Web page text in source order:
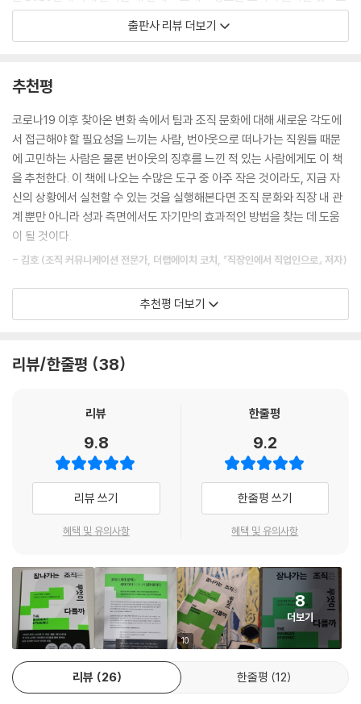
회사의 가치관이 일치해야 하는 이유이고, 직장은 우리가 진정한 자신을
드러낼 수 있는 곳이어야 한다.
--- p.84
텔아비브대학교 연구진이 20년 동안 진행한 흥미로운 연구에서는 동료들
직장에 근무하는 사람들보다 더 오래 살 가능성이 높은 것으로 나타났다.
건강에 가장 큰 영향을 끼치는 요소가 동료임을 발견한 것이다. 연구진은
참가자들이 동료가 문제 해결에 도움을 주고 친절하다고 보고한 경우, 동
료들 간의 사회적 지지가 높은 직장으로 평가했다.
--- p.86
노력은 생각만큼 힘들지 않다. 간단한 조치를 반복 실천함으로써 긍정적인
효과를 낼 수 있다. 훌륭한 업무 성과를 낸 직원들을 인정해줄 방법은 수백
상류에 지원 보트를 띄우면 하류에서 물속에 뛰어들어 사람을 구조할 일이
없어진다.
어떤 과제에 한참 몰입한 상태에서는 자기 인식을 잃어버리기 쉽다. 그래
는 일을 하는 사람은 자기가 과로하고 있는지 그저 일이 좋을 뿐인지 명확
히 알기 어렵다. [성격 저널Journal of Personality]에 게재된 한 연구에
따르면 이런 유형의 노동은 조화 열정이 아닌 강박 열정을 불러올 수 있으
며, 내적 갈등이 높아져 마침내 번아웃으로 이어질 수 있다.
워릭대학교에서 수행된 한 연구에서 다양한 개입을 통해 행복감을 느끼게
가 생산성을 떨어뜨린다는 사실도 드러나, 연구진은 행복과 성과 사이에
인과관계가 있다는 결론을 내렸다. 다른 연구에서 데이비드 와일드는 직원
안녕감 상승이 고용 유지율과 연관된다는 사실을 알아냈고, 또 다른 연구
에서 클라우디아 하세와 동료들은 개인이 행복을 느끼면 업무와 학업 목표
달성에 대한 의욕이 커지고 실제로 목표를 달성할 가능성도 더 높아진다는
사실을 발견했다.
--- p.181~182
나타났다. 갤럽은 코로나19 이후 대퇴사 움직임, 원격근무 확대 등 일과 관
련한 변화가 큰 상황에서 번아웃을 호소하는 직장인들이 크게 증가한 것을
로 실시한 설문에 따르면 그중 71%가 ‘번아웃을 경험했다’고 응답했으며
([한국경제TV]2022.09.19.), 재단법인 청년재단이 5000명 이상의 20
30 청년을 대상으로 진행한 번아웃 테스트에 따르면 설문 대상 청년 중 8
1.3%가 55점 이상의 높은 번아웃 지수를 나타냈다([서울경제]2022.09.
23.). 저성장 시대의 경쟁 심화, 다른 나라보다 월등하게 많은 업무량과 높
은 집단의식도 한국인들의 번아웃에 큰 영향을 미친다. 의욕과 효능감 저
하, 소진, 냉소, 만성피로, 극심한 무력감 등을 초래하는 번아웃은, 심하면
우울증과 불면증, 공황장애까지 유발할 수 있다. 이는 곧 직장 내 창의성과
직의 성장을 방해하는 장해물로 인식하지만, 번아웃의 원인은 무엇이고 어
떻게 하면 조직 안에서 번아웃을 예방하고 해결할 수 있는지에 관해 실질
적인 도움을 주는 안내서는 부족하다.
刊)』는 리더와 직원 개개인의 번아웃을 예방하고, 보다 건강하고 생산적
강한 직장 문화와 조직의 성장을 주제로 대중 강연을 하며 [하버드비즈니
스리뷰]에 고정적으로 칼럼을 기고해왔다. 그는 이 책에서 실제 번아웃을
겪었던 자신의 경험뿐 아니라 구글, 애플, 페이스북을 포함한 전 세계 46
개국 1500명의 리더 인터뷰와 사례, 팬데믹 시기를 관통하는 번아웃 관련
최신 심리 이론과 번아웃 최고 권위자들과의 공동 연구 결과 등을 총망라
하여 번아웃이라는 현상을 분석하고 그 해결책을 제시한다. 이 책의 가장
큰 차별성은 “사람 문제가 아닌 조직 문제”의 관점에서 번아웃에 접근했다
노력도 필요하지만 번아웃을 예방하고 관리할 책임을 더 이상 개인에게 맡
겨서는 안 된다고 말하며, 조직과 리더의 노력과 변화가 중요하다는 점을
강조한다. 이 시의적절하고 획기적인 번아웃 안내서는 2022년 [씽커스5
0] 최고의 경영 도서로 선정되었으며, 사회에 영향을 끼친 최고의 책을 꼽
는 2021년 OWL상 경영문화 부문에서 최종 후보에 올랐다. 추천사를 쓴
김호 조직 커뮤니케이션 전문가는 “이 책에 나오는 수많은 도구 중 아주 작
은 것이라도 실행해 본다면 조직 문화와 직장 내 관계뿐 아니라 성과 측면
출판사 리뷰 더보기
추천평
코로나19 이후 찾아온 변화 속에서 팀과 조직 문화에 대해 새로운 각도에
서 접근해야 할 필요성을 느끼는 사람, 번아웃으로 떠나가는 직원들 때문
에 고민하는 사람은 물론 번아웃의 징후를 느낀 적 있는 사람에게도 이 책
을 추천한다. 이 책에 나오는 수많은 도구 중 아주 작은 것이라도, 지금 자
신의 상황에서 실천할 수 있는 것을 실행해본다면 조직 문화와 직장 내 관
계 뿐만 아니라 성과 측면에서도 자기만의 효과적인 방법을 찾는 데 도움
이 될 것이다.
- 김호 (조직 커뮤니케이션 전문가, 더랩에이치 코치, 『직장인에서 직업인으로』 저자)
결과와 성취 중심의 도파민 문화에서 행복과 웰빙을 중요시하는 세로토닌
문화, 안전과 연결을 추구하는 옥시토신 문화로의 전환이 필요하다. 그리
춧돌이 될 것이다. “어떻게 해야 우리가 덜 지치고 건강하게 일할 수 있을
- 안주연 (정신건강의학과 전문의, 『내가 뭘 했다고 번아웃일까요』 저자)
오늘날 사람을 관리하는 일을 맡고 있다면, 혹은 동료들이 건강하게 성장
해나가는 모습을 보고 싶다면 누구나 읽어볼 가치가 있는 책이다.
- 비즈니스 인사이더
리더에게 어떻게 하면 직원들에게 공감을 표현하고 그들의 행복을 증진할
것인가보다 더 중요한 화제는 없다. 모스의 역작은 사람을 최우선에 두고
자 하는 리더들이 반드시 읽어야 할 책이다.
- 제인 앤더스 (몰슨 쿠어스 비버리지 컴퍼니 리더십 인력 개발 부사장)
추천평 더보기
리뷰/한줄평 38
리뷰
9.8
리뷰 쓰기
혜택 및 유의사항
한줄평
9.2
한줄평 쓰기
혜택 및 유의사항
10
8
더보기
리뷰 26 한줄평 12